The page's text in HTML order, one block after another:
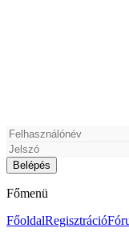
Főmenü
FőoldalRegisztráció